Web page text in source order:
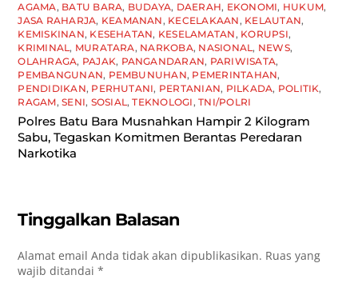
AGAMA, BATU BARA, BUDAYA, DAERAH, EKONOMI, HUKUM,
JASA RAHARJA, KEAMANAN, KECELAKAAN, KELAUTAN,
KEMISKINAN, KESEHATAN, KESELAMATAN, KORUPSI,
KRIMINAL, MURATARA, NARKOBA, NASIONAL, NEWS,
OLAHRAGA, PAJAK, PANGANDARAN, PARIWISATA,
PEMBANGUNAN, PEMBUNUHAN, PEMERINTAHAN,
PENDIDIKAN, PERHUTANI, PERTANIAN, PILKADA, POLITIK,
RAGAM,SENI, SOSIAL,TEKNOLOGI,TNI/POLRI
Polres Batu Bara Musnahkan Hampir 2 Kilogram
Sabu, Tegaskan Komitmen Berantas Peredaran
Narkotika
Tinggalkan Balasan
Alamat email Anda tidak akan dipublikasikan. Ruas yang
wajib ditandai*